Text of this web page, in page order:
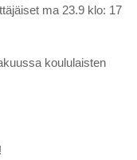
ma 23.9 klo: 17
koululaisten